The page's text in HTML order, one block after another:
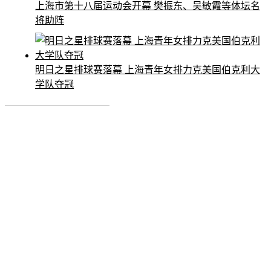
上海市第十八届运动会开幕 樊振东、吴敏霞等体坛名
将助阵
明日之星排球赛落幕 上海青年女排力克美国伯克利大
学队夺冠